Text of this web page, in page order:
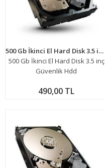
500 Gb İkinci El Hard Disk 3.5 inç Güvenlik Hard diski
500 Gb İkinci El Hard Disk 3.5 inç
Güvenlik Hdd
490,00 TL